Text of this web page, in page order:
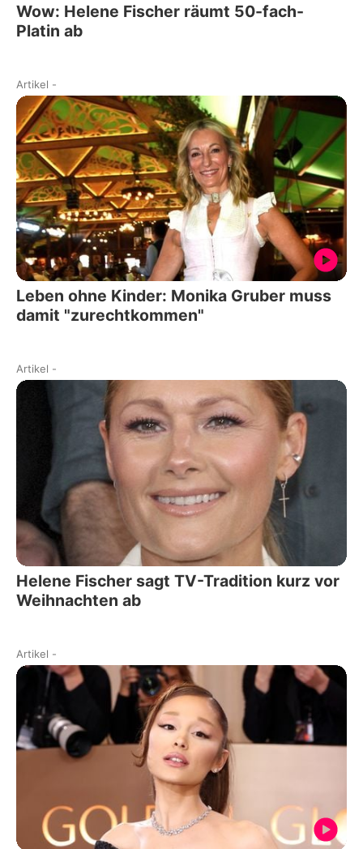
Wow: Helene Fischer räumt 50-fach-
Platin ab
Artikel -
Leben ohne Kinder: Monika Gruber muss
damit "zurechtkommen"
Artikel -
Helene Fischer sagt TV-Tradition kurz vor
Weihnachten ab
Artikel -